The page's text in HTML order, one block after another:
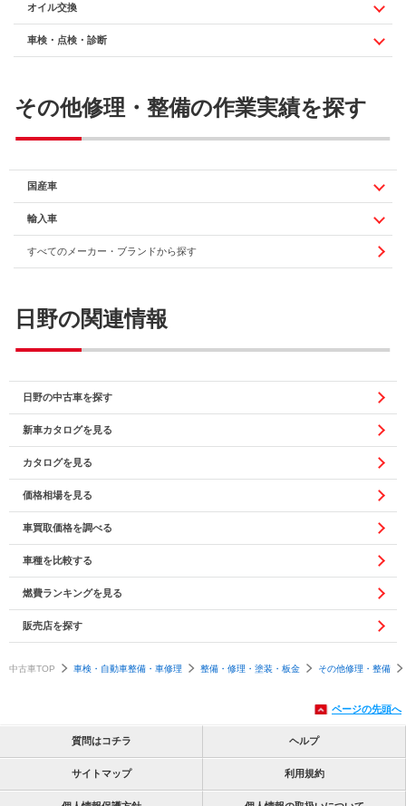
オイル交換
車検・点検・診断
その他修理・整備の作業実績を探す
国産車
輸入車
すべてのメーカー・ブランドから探す
日野の関連情報
日野の中古車を探す
新車カタログを見る
カタログを見る
価格相場を見る
車買取価格を調べる
車種を比較する
燃費ランキングを見る
販売店を探す
中古車TOP 車検・自動車整備・車修理 整備・修理・塗装・板金 その他修理・整備
ページの先頭へ
質問はコチラ ヘルプ
サイトマップ 利用規約